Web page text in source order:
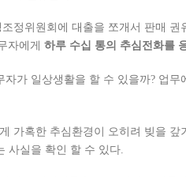
정위원회에 대출을 쪼개서 판매
자에게 하루 수십 통의 추심전화를
가 일상생활을 할 수 있을까? 업무
가혹한 추심환경이 오히려 빚을 갚
사실을 확인 할 수 있다.